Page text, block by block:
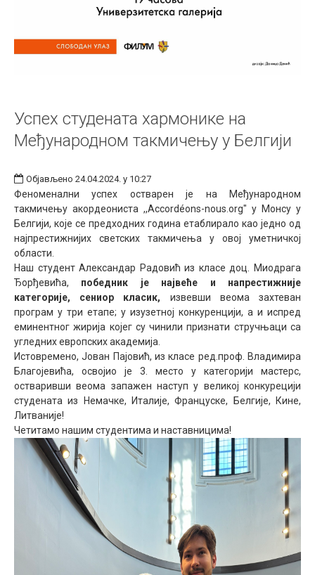
Успех студената хармонике на
Међународном такмичењу у Белгији
Објављено 24.04.2024. у 10:27
Феноменални успех остварен је на Међународном
такмичењу акордеониста ,,Accordéons-nous.org" у Монсу у
Белгији, које се предходних година етаблирало као једно од
најпрестижнијих светских такмичења у овој уметничкој
области.
Наш студент Александар Радовић из класе доц. Миодрага
Ђорђевића, победник је највеће и напрестижније
категорије, сениор класик, извевши веома захтеван
програм у три етапе; у изузетној конкуренцији, а и испред
еминентног жирија којег су чинили признати стручњаци са
угледних европских академија.
Истовремено, Јован Пајовић, из класе ред.проф. Владимира
Благојевића, освојио је 3. место у категорији мастерс,
остваривши веома запажен наступ у великој конкурецији
студената из Немачке, Италије, Француске, Белгије, Кине,
Литваније!
Четитамо нашим студентима и наставницима!